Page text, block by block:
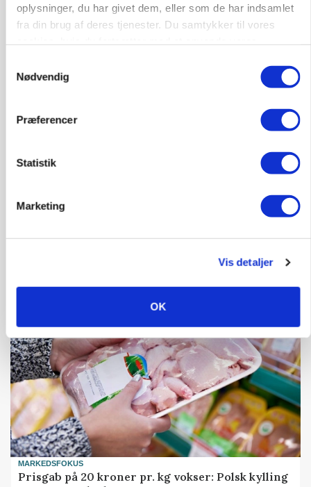
oplysninger, du har givet dem, eller som de har indsamlet
fra din brug af deres tjenester. Du samtykker til vores
Nødvendig
Præferencer
Statistik
Marketing
Vis detaljer
OK
9670, Løgstør 03. aug.
18 montører står klar i høsten: Sådan holder PN
MARKEDSFOKUS
Prisgab på 20 kroner pr. kg vokser: Polsk kylling